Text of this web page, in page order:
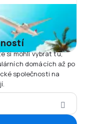
si mohli vybrat tu,
domácích až po
společnosti na